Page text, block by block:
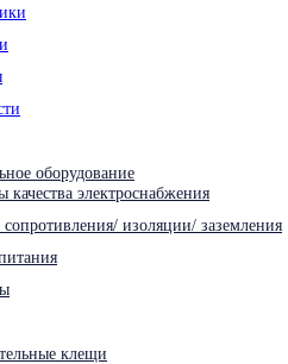
оборудование
качества электроснабжения
изоляции/ заземления
клещи